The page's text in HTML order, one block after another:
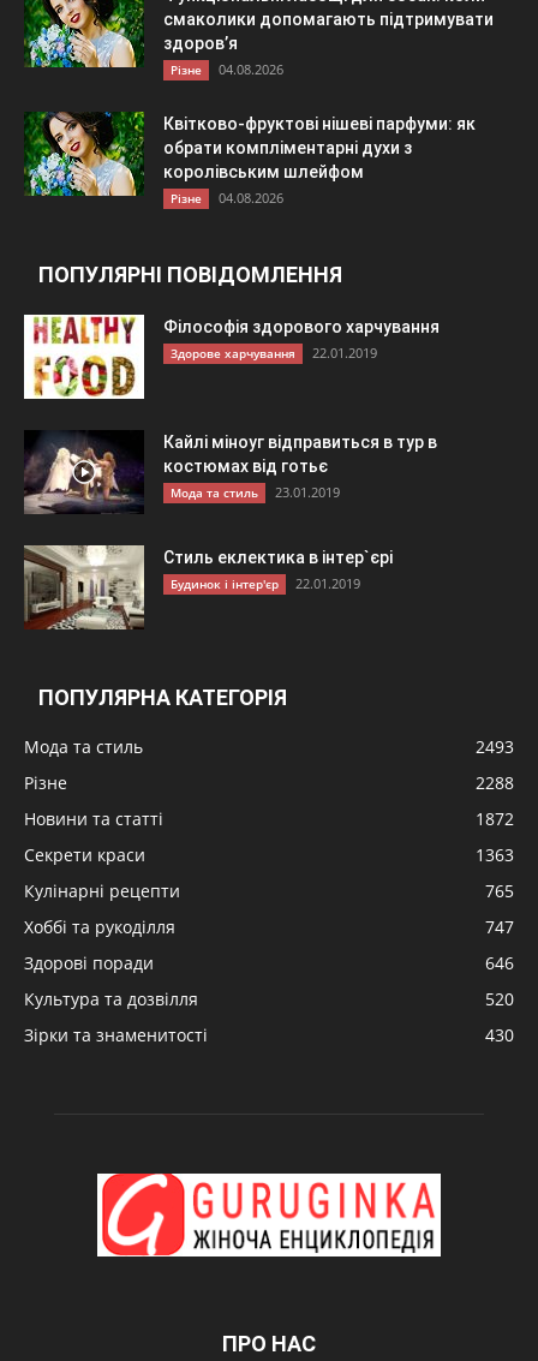
смаколики допомагають підтримувати
здоров’я
Різне 04.08.2026
Квітково-фруктові нішеві парфуми: як
обрати компліментарні духи з
королівським шлейфом
Різне 04.08.2026
ПОПУЛЯРНІ ПОВІДОМЛЕННЯ
Філософія здорового харчування
Здорове харчування 22.01.2019
Кайлі міноуг відправиться в тур в
костюмах від готьє
Мода та стиль 23.01.2019
Стиль еклектика в інтер`єрі
Будинок і інтер'єр 22.01.2019
ПОПУЛЯРНА КАТЕГОРІЯ
Мода та стиль
2493
Різне
2288
Новини та статті
1872
Секрети краси
1363
Кулінарні рецепти
765
Хоббі та рукоділля
747
Здорові поради
646
Культура та дозвілля
520
Зірки та знаменитості
430
ПРО НАС